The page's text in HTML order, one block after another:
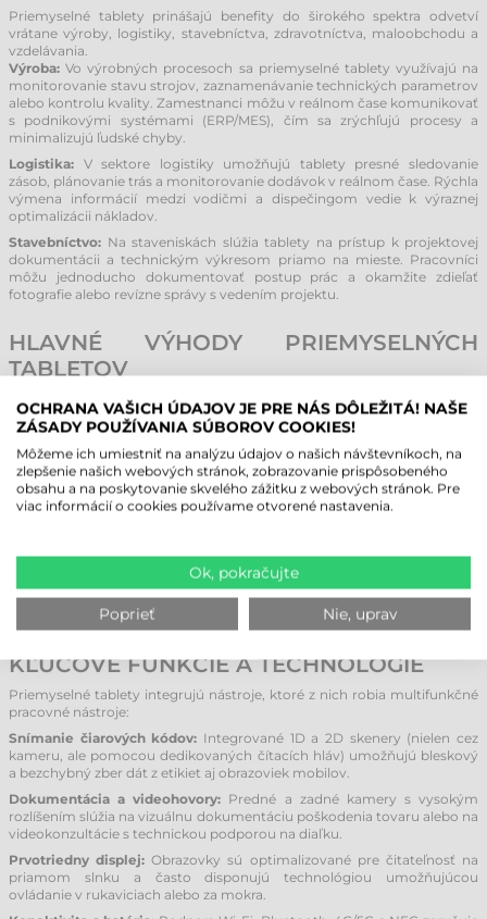
Priemyselné tablety prinášajú benefity do širokého spektra odvetví
vrátane výroby, logistiky, stavebníctva, zdravotníctva, maloobchodu a
vzdelávania.
Výroba: Vo výrobných procesoch sa priemyselné tablety využívajú na
monitorovanie stavu strojov, zaznamenávanie technických parametrov
alebo kontrolu kvality. Zamestnanci môžu v reálnom čase komunikovať
s podnikovými systémami (ERP/MES), čím sa zrýchľujú procesy a
minimalizujú ľudské chyby.
Logistika: V sektore logistiky umožňujú tablety presné sledovanie
zásob, plánovanie trás a monitorovanie dodávok v reálnom čase. Rýchla
výmena informácií medzi vodičmi a dispečingom vedie k výraznej
optimalizácii nákladov.
Stavebníctvo: Na staveniskách slúžia tablety na prístup k projektovej
dokumentácii a technickým výkresom priamo na mieste. Pracovníci
môžu jednoducho dokumentovať postup prác a okamžite zdieľať
fotografie alebo revízne správy s vedením projektu.
HLAVNÉ VÝHODY PRIEMYSELNÝCH
TABLETOV
Oproti bežným notebookom alebo spotrebnej elektronike ponúkajú
priemyselné tablety kľúčové prednosti:
pád na betón, striekajúcu vodu či prašné prostredie dielní.
Mobilita a ergonómia:Sú ľahko prenosné a často vybavené
remienkami na ruku alebo držiakmi, čo umožňuje zamestnancom
Možno ich bezproblémovo integrovať do
existujúcej IT infraštruktúry. Bezpečný prenos dát je zabezpečený
prostredníctvom moderných bezdrôtových protokolov a cloudových
KĽÚČOVÉ FUNKCIE A TECHNOLÓGIE
Priemyselné tablety integrujú nástroje, ktoré z nich robia multifunkčné
pracovné nástroje:
Snímanie čiarových kódov: Integrované 1D a 2D skenery (nielen cez
kameru, ale pomocou dedikovaných čítacích hláv) umožňujú bleskový
a bezchybný zber dát z etikiet aj obrazoviek mobilov.
Dokumentácia a videohovory: Predné a zadné kamery s vysokým
rozlíšením slúžia na vizuálnu dokumentáciu poškodenia tovaru alebo na
videokonzultácie s technickou podporou na diaľku.
Prvotriedny displej: Obrazovky sú optimalizované pre čitateľnosť na
priamom slnku a často disponujú technológiou umožňujúcou
ovládanie v rukaviciach alebo za mokra.
OCHRANA VAŠICH ÚDAJOV JE PRE NÁS DÔLEŽITÁ! NAŠE
ZÁSADY POUŽÍVANIA SÚBOROV COOKIES!
Môžeme ich umiestniť na analýzu údajov o našich návštevníkoch, na
zlepšenie našich webových stránok, zobrazovanie prispôsobeného
obsahu a na poskytovanie skvelého zážitku z webových stránok. Pre
viac informácií o cookies používame otvorené nastavenia.
Ok, pokračujte
Poprieť Nie, uprav